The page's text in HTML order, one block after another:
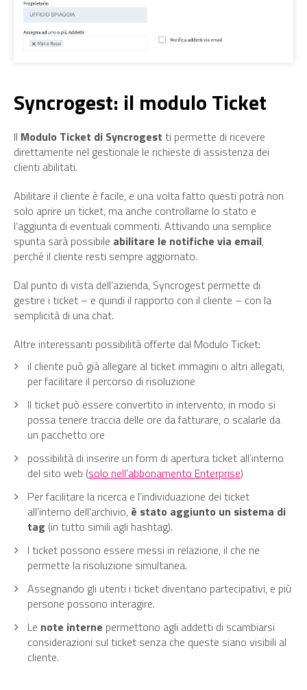
Syncrogest: il modulo Ticket
Il Modulo Ticket di Syncrogest ti permette di ricevere
direttamente nel gestionale le richieste di assistenza dei
clienti abilitati.
Abilitare il cliente è facile, e una volta fatto questi potrà non
solo aprire un ticket, ma anche controllarne lo stato e
l’aggiunta di eventuali commenti. Attivando una semplice
spunta sarà possibile abilitare le notifiche via email,
perché il cliente resti sempre aggiornato.
Dal punto di vista dell’azienda, Syncrogest permette di
gestire i ticket – e quindi il rapporto con il cliente – con la
semplicità di una chat.
Altre interessanti possibilità offerte dal Modulo Ticket:
il cliente può già allegare al ticket immagini o altri allegati,
per facilitare il percorso di risoluzione
Il ticket può essere convertito in intervento, in modo si
possa tenere traccia delle ore da fatturare, o scalarle da
un pacchetto ore
possibilità di inserire un form di apertura ticket all’interno
del sito web (solo nell’abbonamento Enterprise)
Per facilitare la ricerca e l’individuazione dei ticket
all’interno dell’archivio, è stato aggiunto un sistema di
tag (in tutto simili agli hashtag).
I ticket possono essere messi in relazione, il che ne
permette la risoluzione simultanea.
Assegnando gli utenti i ticket diventano partecipativi, e più
persone possono interagire.
Le note interne permettono agli addetti di scambiarsi
considerazioni sul ticket senza che queste siano visibili al
cliente.